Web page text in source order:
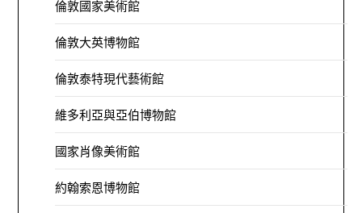
倫敦國家美術館
倫敦大英博物館
倫敦泰特現代藝術館
維多利亞與亞伯博物館
國家肖像美術館
約翰索恩博物館